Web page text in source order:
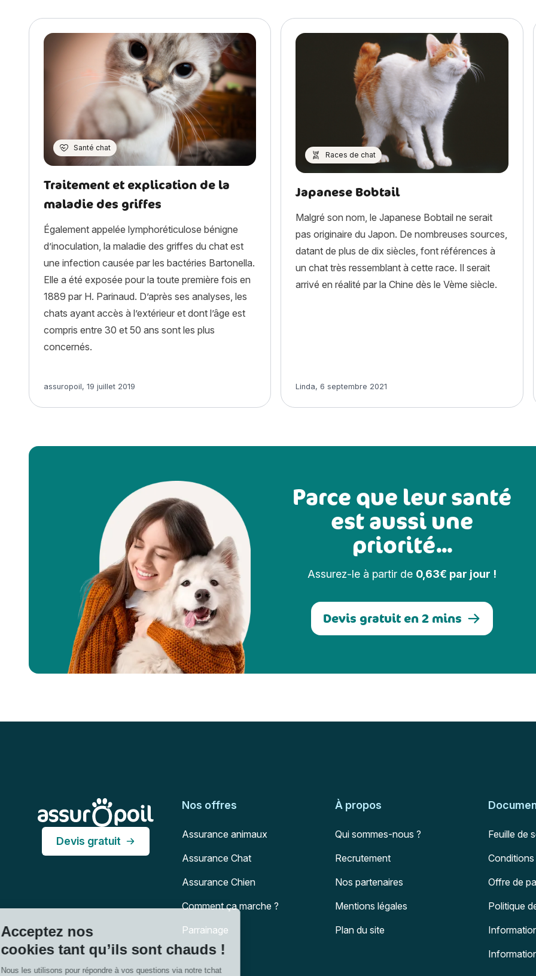
Santé chat
Traitement et explication de la
maladie des griffes
Également appelée lymphoréticulose bénigne
d’inoculation, la maladie des griffes du chat est
une infection causée par les bactéries Bartonella.
Elle a été exposée pour la toute première fois en
1889 par H. Parinaud. D’après ses analyses, les
chats ayant accès à l’extérieur et dont l’âge est
compris entre 30 et 50 ans sont les plus
concernés.
Article rédigé par
assuropoil, 19 juillet 2019
Races de chat
Japanese Bobtail
Malgré son nom, le Japanese Bobtail ne serait
pas originaire du Japon. De nombreuses sources,
datant de plus de dix siècles, font références à
un chat très ressemblant à cette race. Il serait
arrivé en réalité par la Chine dès le Vème siècle.
Article rédigé par
Linda,6 septembre 2021
Parce que leur santé
est aussi une
priorité...
Assurez-le à partir de 0,63€ par jour !
Devis gratuit en 2 mins
Devis gratuit
Nos offres
Assurance animaux
Assurance Chat
Assurance Chien
Comment ça marche ?
Parrainage
À propos
Qui sommes-nous ?
Recrutement
Nos partenaires
Mentions légales
Plan du site
Feuille de
Offre de
Politique